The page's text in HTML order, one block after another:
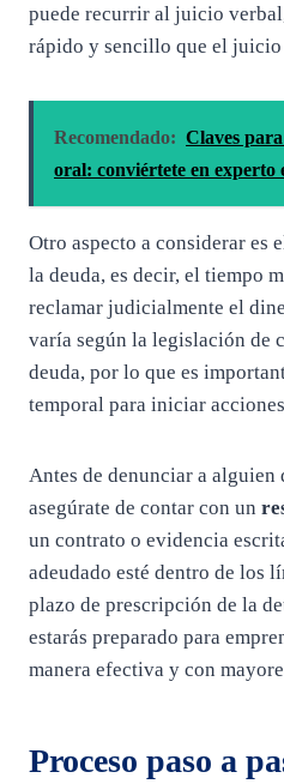
puede recurrir al juicio
rápido y sencillo que el
Recomendado: Claves
oral: conviértete en experto
Otro aspecto a considerar es
la deuda, es decir, el tiempo
reclamar judicialmente el
varía según la legislación de
deuda, por lo que es
temporal para iniciar
Antes de denunciar a alguien
asegúrate de contar con un
un contrato o evidencia
adeudado esté dentro de los
plazo de prescripción de la
estarás preparado para
manera efectiva y con
Proceso paso a